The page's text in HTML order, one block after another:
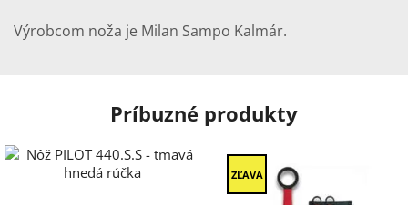
Výrobcom noža je Milan Sampo Kalmár.
Príbuzné produkty
ZĽAVA